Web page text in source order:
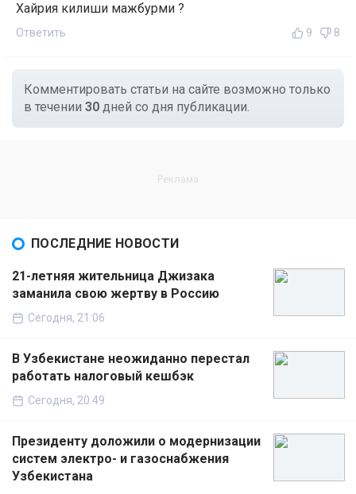
Хайрия килиши мажбурми ?
Ответить 9 8
Комментировать статьи на сайте возможно только
в течении 30 дней со дня публикации.
ПОСЛЕДНИЕ НОВОСТИ
21-летняя жительница Джизака
заманила свою жертву в Россию
Сегодня, 21:06
В Узбекистане неожиданно перестал
работать налоговый кешбэк
Сегодня, 20:49
Президенту доложили о модернизации
систем электро- и газоснабжения
Узбекистана